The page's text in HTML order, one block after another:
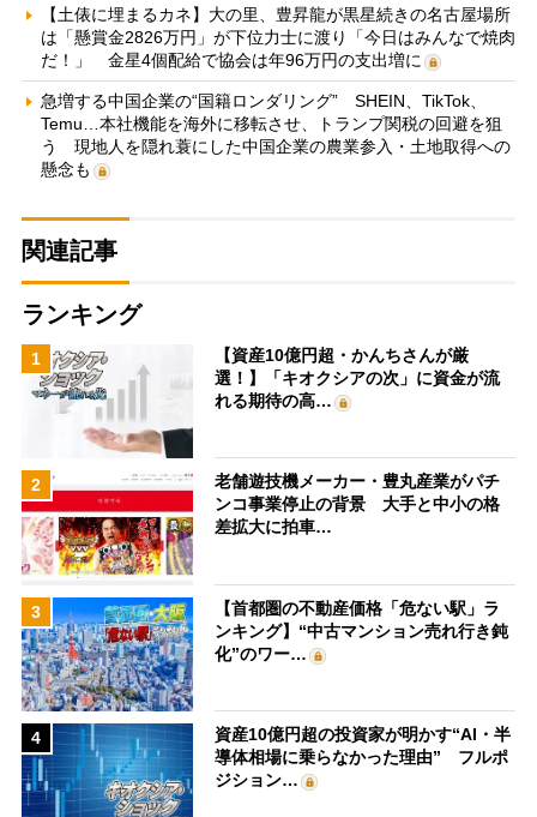
【土俵に埋まるカネ】大の里、豊昇龍が黒星続きの名古屋場所
は「懸賞金2826万円」が下位力士に渡り「今日はみんなで焼肉
だ！」 金星4個配給で協会は年96万円の支出増に
急増する中国企業の“国籍ロンダリング” SHEIN、TikTok、
Temu…本社機能を海外に移転させ、トランプ関税の回避を狙
う 現地人を隠れ蓑にした中国企業の農業参入・土地取得への
懸念も
関連記事
ランキング
1
【資産10億円超・かんちさんが厳
選！】「キオクシアの次」に資金が流
れる期待の高…
2
老舗遊技機メーカー・豊丸産業がパチ
ンコ事業停止の背景 大手と中小の格
差拡大に拍車…
3
【首都圏の不動産価格「危ない駅」ラ
ンキング】“中古マンション売れ行き鈍
化”のワー…
4
資産10億円超の投資家が明かす“AI・半
導体相場に乗らなかった理由” フルポ
ジション…